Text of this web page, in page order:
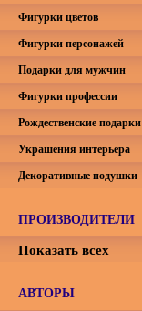
Фигурки цветов
Фигурки персонажей
Подарки для мужчин
Фигурки профессии
Рождественские подарки
Украшения интерьера
Декоративные подушки
ПРОИЗВОДИТЕЛИ
Показать всех
АВТОРЫ